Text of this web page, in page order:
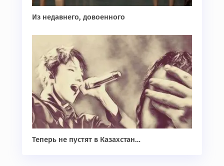
Из недавнего, довоенного
Теперь не пустят в Казахстан…